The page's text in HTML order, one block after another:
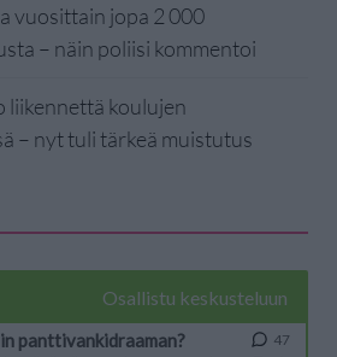
vuosittain jopa 2 000
– näin poliisi kommentoi
liikennettä koulujen
– nyt tuli tärkeä muistutus